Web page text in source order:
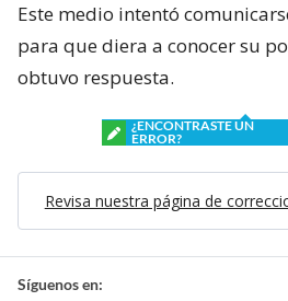
Este medio intentó
para que diera a conocer su
obtuvo respuesta.
¿ENCONTRASTE UN
ERROR?
Revisa nuestra página de
Síguenos en: